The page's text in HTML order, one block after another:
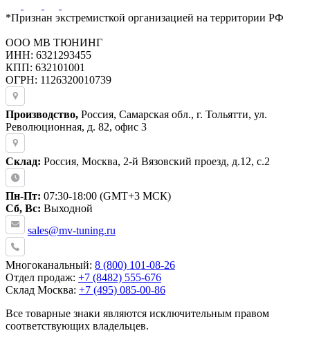
*Признан экстремисткой организацией на территории РФ
ООО МВ ТЮНИНГ
ИНН: 6321293455
КПП: 632101001
ОГРН: 1126320010739
Производство, Россия, Самарская обл., г. Тольятти, ул.
Революционная, д. 82, офис 3
Склад: Россия, Москва, 2-й Вязовский проезд, д.12, с.2
Пн-Пт: 07:30-18:00 (GMT+3 МСК)
Сб, Вс: Выходной
sales@mv-tuning.ru
Многоканальный: 8 (800) 101-08-26
Отдел продаж: +7 (8482) 555-676
Склад Москва: +7 (495) 085-00-86
Все товарные знаки являются исключительным правом
соответствующих владельцев.